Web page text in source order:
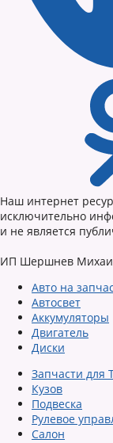
Наш интернет
исключительно
и не является
ИП Шершнев
Авто на
Автосвет
Аккумуляторы
Двигатель
Диски
Запчасти для
Кузов
Подвеска
Рулевое
Салон